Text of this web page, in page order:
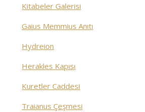
Kitabeler Galerisi
Gaius Memmius Anıtı
Hydreion
Herakles Kapısı
Kuretler Caddesi
Traianus Çeşmesi